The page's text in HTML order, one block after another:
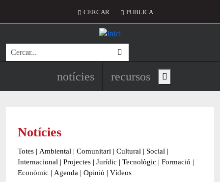
Menú del compte d'usuari
CERCAR PUBLICA
Cerca
Navegació principal de
notícies recursos Show main menu
Notícies
Totes | Ambiental | Comunitari | Cultural | Social |
Internacional | Projectes | Jurídic | Tecnològic | Formació |
Econòmic | Agenda | Opinió | Vídeos